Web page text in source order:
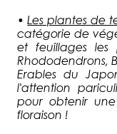
•Les plantes de
catégorie de
et feuillages
Rhododendrons,
Erables du
l'attention
pour obtenir
floraison !